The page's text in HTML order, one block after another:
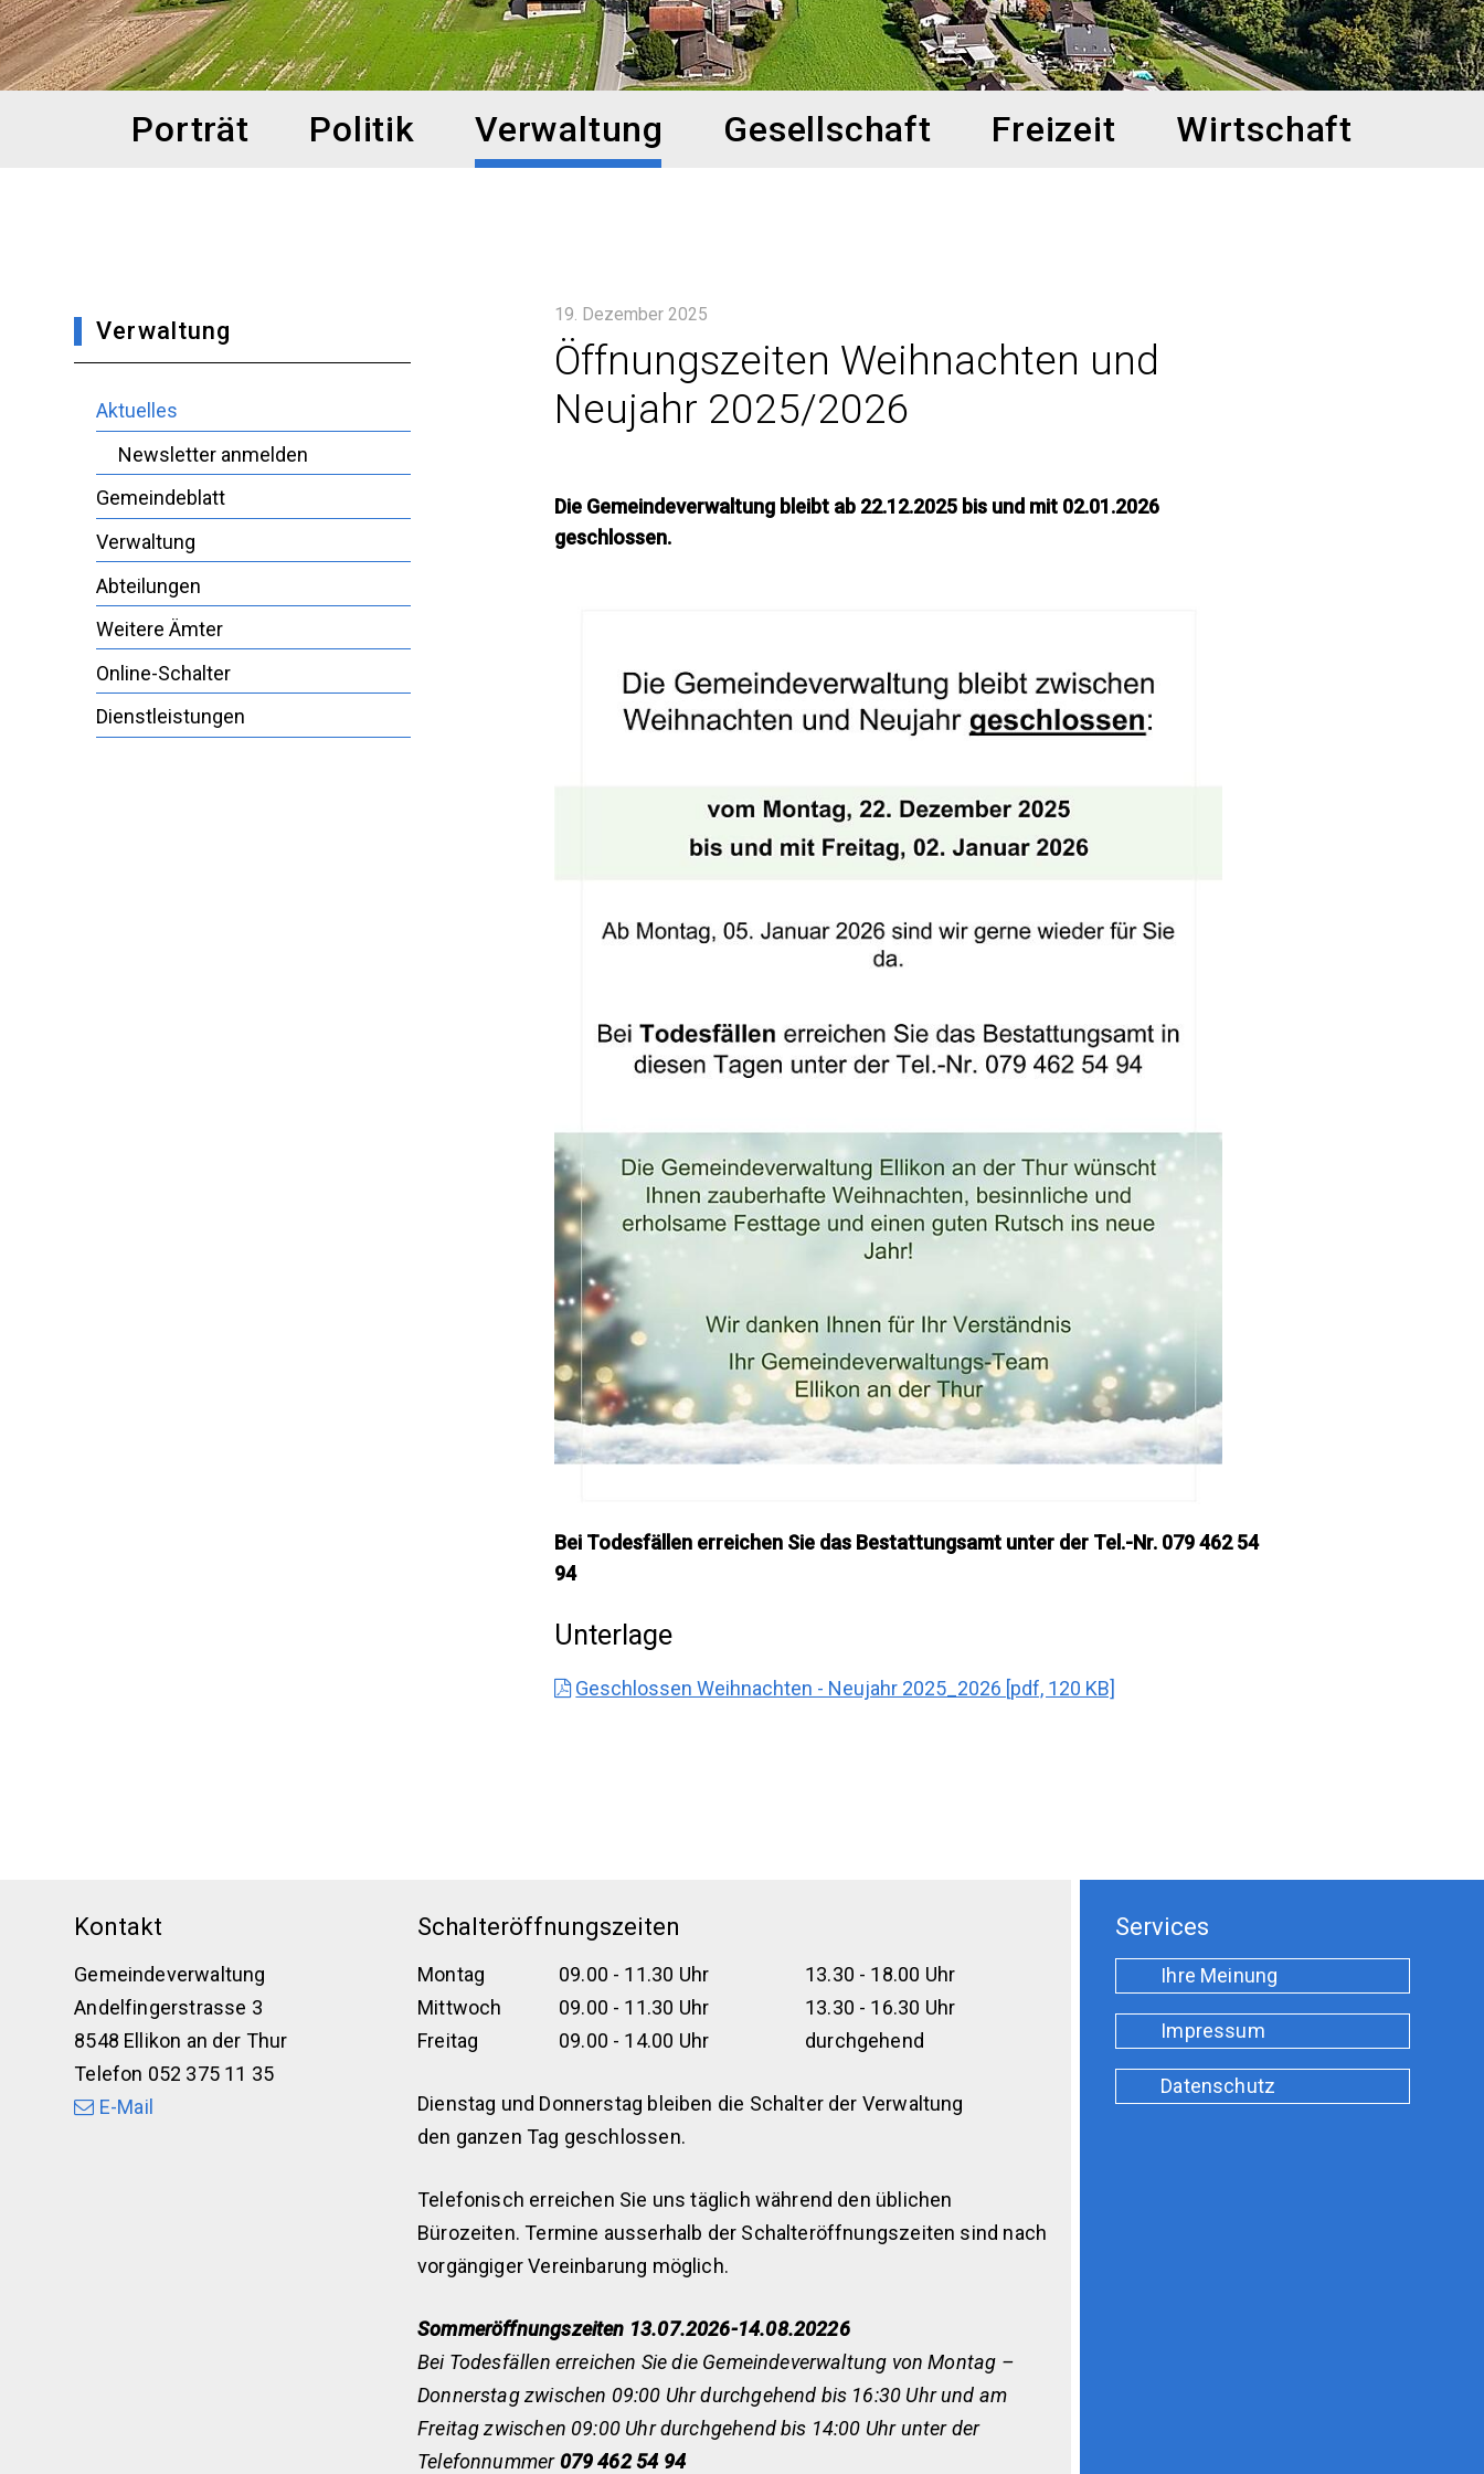
Porträt Politik Verwaltung Gesellschaft Freizeit Wirtschaft
Öffnungszeiten Weihnachten und
Neujahr 2025/2026
19. Dezember 2025
Die Gemeindeverwaltung bleibt ab 22.12.2025 bis und mit 02.01.2026
geschlossen.
Bei Todesfällen erreichen Sie das Bestattungsamt unter der Tel.-Nr. 079 462 54
94
Unterlage
Geschlossen Weihnachten - Neujahr 2025_2026 [pdf, 120 KB]
Verwaltung
Aktuelles
Newsletter anmelden
Gemeindeblatt
Verwaltung
Abteilungen
Weitere Ämter
Online-Schalter
Dienstleistungen
Kontakt
Gemeindeverwaltung
Andelfingerstrasse 3
8548 Ellikon an der Thur
Telefon 052 375 11 35
E-Mail
Schalteröffnungszeiten
Montag 09.00 - 11.30 Uhr
13.30 - 18.00 Uhr
Mittwoch
09.00 - 11.30 Uhr
13.30 - 16.30 Uhr
Freitag
09.00 - 14.00 Uhr durchgehend
Dienstag und Donnerstag bleiben die Schalter der Verwaltung
den ganzen Tag geschlossen.
Telefonisch erreichen Sie uns täglich während den üblichen
Bürozeiten. Termine ausserhalb der Schalteröffnungszeiten sind nach
vorgängiger Vereinbarung möglich.
Sommeröffnungszeiten 13.07.2026-14.08.20226
Bei Todesfällen erreichen Sie die Gemeindeverwaltung von Montag –
Donnerstag zwischen 09:00 Uhr durchgehend bis 16:30 Uhr und am
Freitag zwischen 09:00 Uhr durchgehend bis 14:00 Uhr unter der
Telefonnummer079 462 54 94
Services
Ihre Meinung
Impressum
Datenschutz